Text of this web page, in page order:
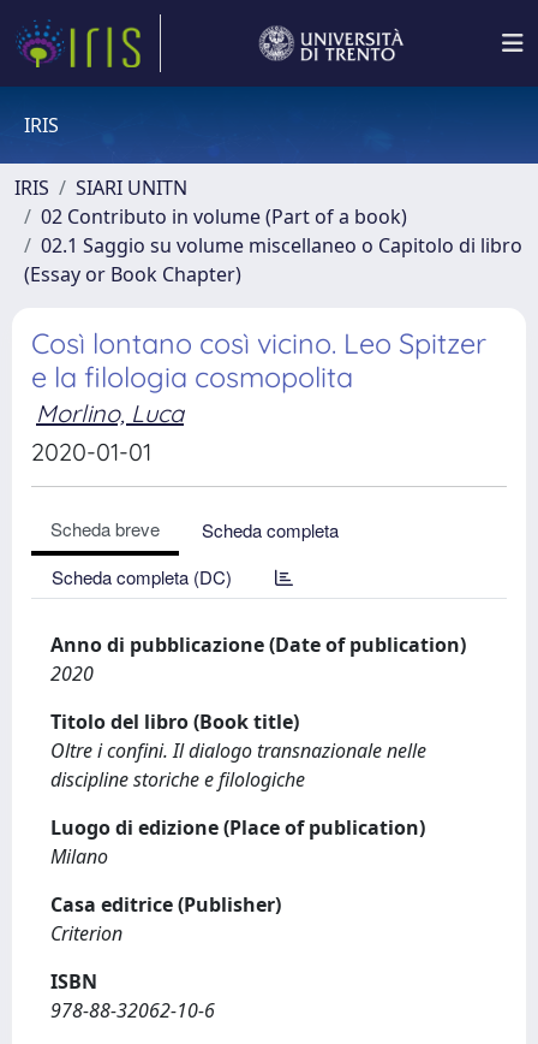
IRIS
IRIS
SIARI UNITN
02 Contributo in volume (Part of a book)
02.1 Saggio su volume miscellaneo o Capitolo di libro
(Essay or Book Chapter)
Così lontano così vicino. Leo Spitzer
e la filologia cosmopolita
Morlino, Luca
2020-01-01
Scheda breve
Scheda completa
Scheda completa (DC)
Anno di pubblicazione (Date of publication)
2020
Titolo del libro (Book title)
Oltre i confini. Il dialogo transnazionale nelle
discipline storiche e filologiche
Luogo di edizione (Place of publication)
Milano
Casa editrice (Publisher)
Criterion
ISBN
978-88-32062-10-6